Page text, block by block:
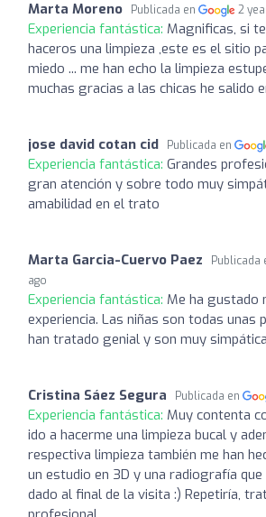
Marta Moreno Publicada en 2
Experiencia fantástica: Magnificas, si
haceros una limpieza ,este es el sitio
miedo ... me han echo la limpieza
muchas gracias a las chicas he salido
jose david cotan cid Publicada en
Experiencia fantástica: Grandes
gran atención y sobre todo muy
amabilidad en el trato
Marta Garcia-Cuervo Paez Publicada
ago
Experiencia fantástica: Me ha gustado
experiencia. Las niñas son todas unas
han tratado genial y son muy
Cristina Sáez Segura Publicada en
Experiencia fantástica: Muy contenta
ido a hacerme una limpieza bucal y
respectiva limpieza también me han
un estudio en 3D y una radiografía
dado al final de la visita :) Repetiría,